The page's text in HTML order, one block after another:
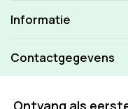
Informatie
Contactgegevens
Ontvang als